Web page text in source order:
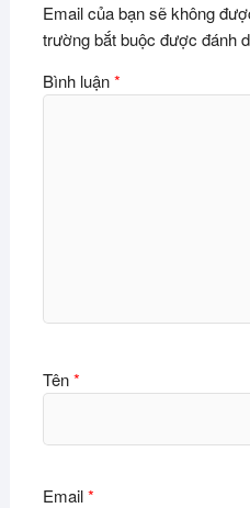
Email của bạn sẽ không
trường bắt buộc được đánh
Bình luận*
Tên*
Email*